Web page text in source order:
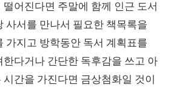
어진다면 주말에 함께 인근 도서
사서를 만나서 필요한 책목록을
가지고 방학동안 독서 계획표를
한다거나 간단한 독후감을 쓰고 아
간을 가진다면 금상첨화일 것이